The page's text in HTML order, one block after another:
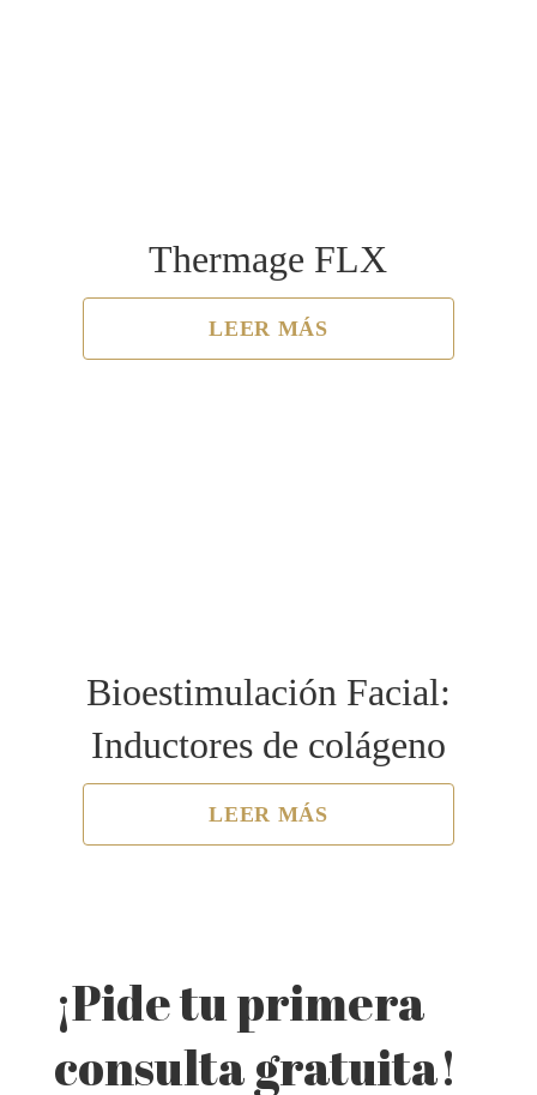
Thermage FLX
LEER MÁS
Bioestimulación Facial:
Inductores de colágeno
LEER MÁS
¡Pide tu primera
consulta gratuita!